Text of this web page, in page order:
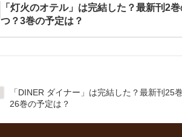
「灯火のオテル」は完結した？最新刊2
つ？3巻の予定は？
「DINER ダイナー」は完結した？最新刊25
26巻の予定は？